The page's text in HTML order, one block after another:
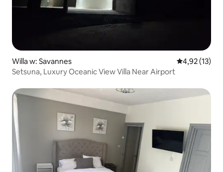
Willa w: Savannes Średnia
4,92 (13)
Setsuna, Luxury Oceanic View Villa Near Airport